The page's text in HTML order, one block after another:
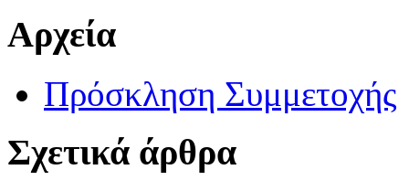
Αρχεία
Πρόσκληση Συμμετοχής
Σχετικά άρθρα